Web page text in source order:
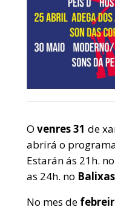
O venres 31 de
abrirá o
Estarán ás 21h. no
as 24h. no
No mes de